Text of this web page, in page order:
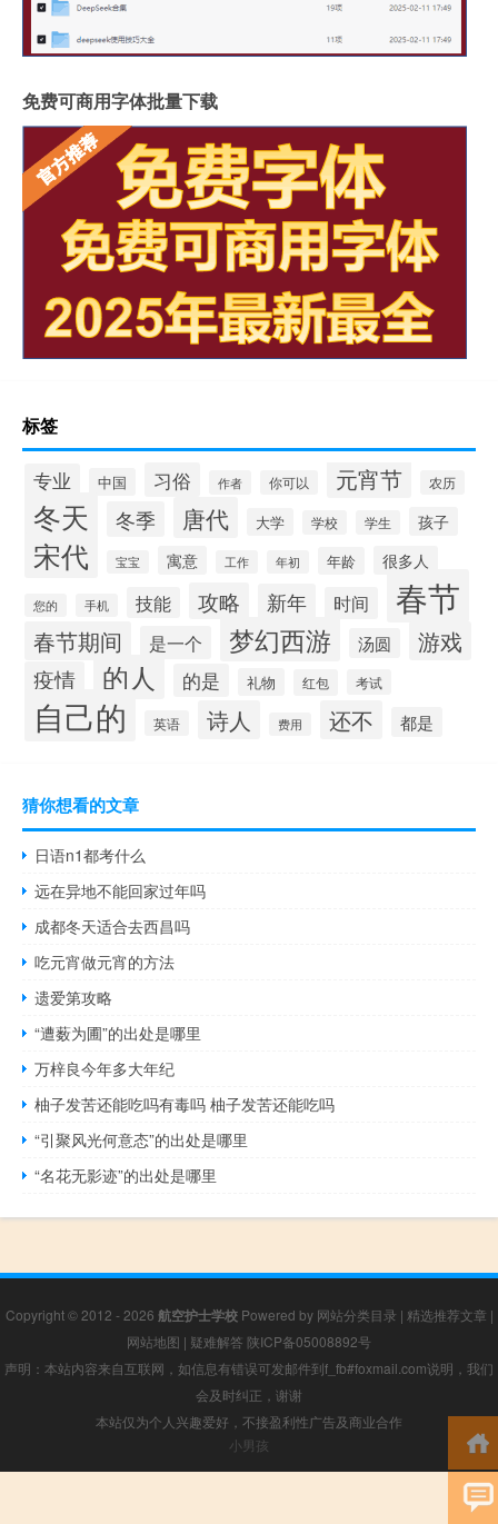
免费可商用字体批量下载
标签
专业 中国 习俗 作者 你可以 元宵节 农历
冬天 冬季 唐代 大学 学校 学生 孩子
宋代 宝宝 寓意 工作 年初 年龄 很多人
您的 手机 技能 攻略 新年 时间 春节
春节期间 是一个 梦幻西游 汤圆 游戏
疫情 的人 的是 礼物 红包 考试
自己的 英语 诗人 费用 还不 都是
猜你想看的文章
日语n1都考什么
远在异地不能回家过年吗
成都冬天适合去西昌吗
吃元宵做元宵的方法
遗爱第攻略
“遭薮为圃”的出处是哪里
万梓良今年多大年纪
柚子发苦还能吃吗有毒吗 柚子发苦还能吃吗
“引聚风光何意态”的出处是哪里
“名花无影迹”的出处是哪里
Copyright © 2012 - 2026 航空护士学校Powered by 网站分类目录 | 精选推荐文章 |
网站地图 | 疑难解答 陕ICP备05008892号
声明：本站内容来自互联网，如信息有错误可发邮件到f_fb#foxmail.com说明，我们
会及时纠正，谢谢
本站仅为个人兴趣爱好，不接盈利性广告及商业合作
小男孩